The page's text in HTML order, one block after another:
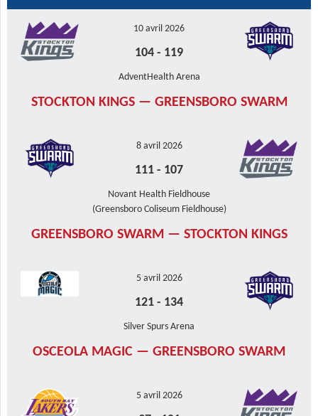
10 avril 2026
104 - 119
AdventHealth Arena
STOCKTON KINGS — GREENSBORO SWARM
8 avril 2026
111 - 107
Novant Health Fieldhouse
(Greensboro Coliseum Fieldhouse)
GREENSBORO SWARM — STOCKTON KINGS
5 avril 2026
121 - 134
Silver Spurs Arena
OSCEOLA MAGIC — GREENSBORO SWARM
5 avril 2026